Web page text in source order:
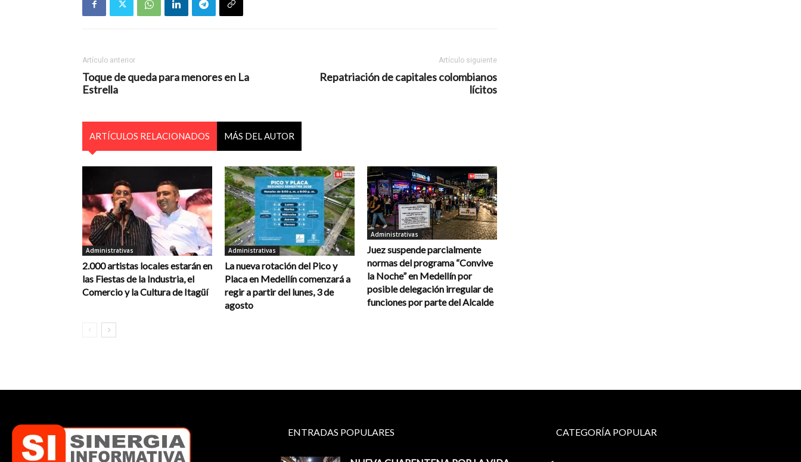
Artículo anterior
Toque de queda para menores en La
Estrella
Artículo siguiente
Repatriación de capitales colombianos
lícitos
ARTÍCULOS RELACIONADOS MÁS DEL AUTOR
Administrativas
2.000 artistas locales estarán en
las Fiestas de la Industria, el
Comercio y la Cultura de Itagüí
Administrativas
La nueva rotación del Pico y
Placa en Medellín comenzará a
regir a partir del lunes, 3 de
agosto
Administrativas
Juez suspende parcialmente
normas del programa “Convive
la Noche” en Medellín por
posible delegación irregular de
funciones por parte del Alcalde
ENTRADAS POPULARES CATEGORÍA POPULAR